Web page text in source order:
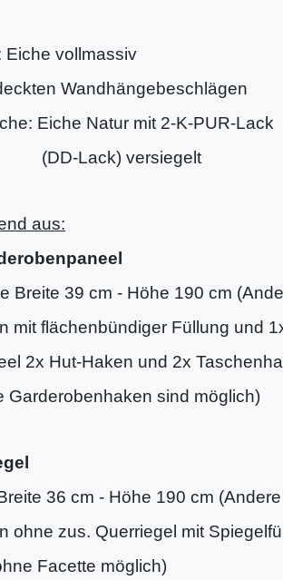
Eiche vollmassiv
Wandhängebeschlägen
Eiche Natur mit 2-K-PUR-Lack
Lack) versiegelt
aus:
Breite 39 cm - Höhe 190 cm
mit flächenbündiger Füllung und
2x Hut-Haken und 2x
Garderobenhaken sind möglich)
36 cm - Höhe 190 cm
ohne zus. Querriegel mit
Facette möglich)